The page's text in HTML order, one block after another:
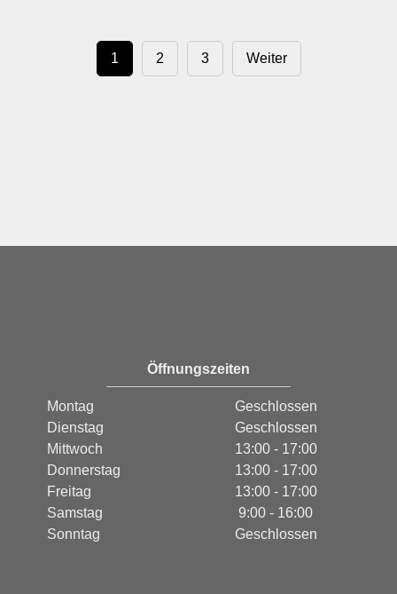
1 2 3 Weiter
Öffnungszeiten
Montag
Geschlossen
Dienstag
Geschlossen
Mittwoch
13:00 - 17:00
Donnerstag
13:00 - 17:00
Freitag
13:00 - 17:00
Samstag
9:00 - 16:00
Sonntag
Geschlossen